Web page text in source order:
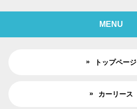
MENU
トップページ
カーリース